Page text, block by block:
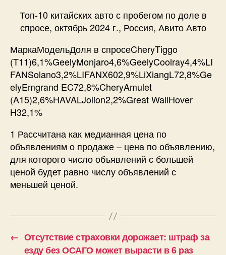
Топ-10 китайских авто с пробегом по доле в
спросе, октябрь 2024 г., Россия, Авито Авто
МаркаМодельДоля в спросеCheryTiggo
(T11)6,1%GeelyMonjaro4,6%GeelyCoolray4,4%LI
FANSolano3,2%LIFANX602,9%LiXiangL72,8%Ge
elyEmgrand EC72,8%CheryAmulet
(A15)2,6%HAVALJolion2,2%Great WallHover
H32,1%
1 Рассчитана как медианная цена по
объявлениям о продаже – цена по объявлению,
для которого число объявлений с большей
ценой будет равно числу объявлений с
меньшей ценой.
← Отсутствие страховки дорожает: штраф за
езду без ОСАГО может вырасти в 6 раз